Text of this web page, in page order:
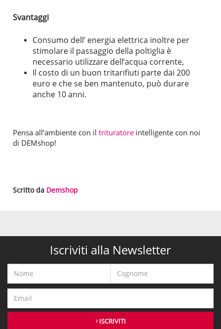
Svantaggi
Consumo dell’ energia elettrica inoltre per
stimolare il passaggio della poltiglia è
necessario utilizzare dell’acqua corrente,
Il costo di un buon tritarifiuti parte dai 200
euro e che se ben mantenuto, può durare
anche 10 anni.
Pensa all’ambiente con il trituratore intelligente con noi
di DEMshop!
Scritto da Demshop
Iscriviti alla Newsletter
ISCRIVITI